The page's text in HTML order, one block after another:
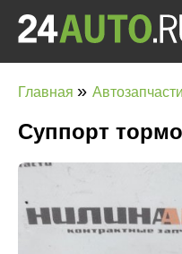
Главная » Автозапчасти
Суппорт